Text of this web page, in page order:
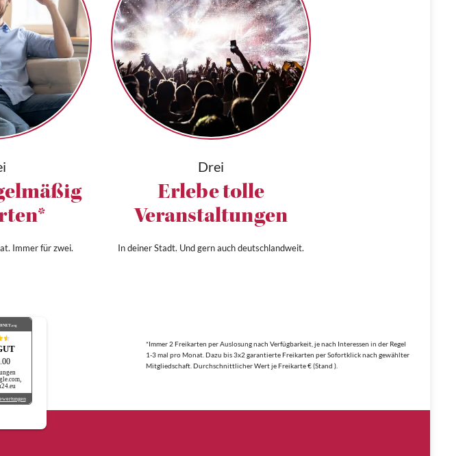
Immer für zwei.
Drei
Erlebe tolle
Veranstaltungen
In deiner Stadt. Und gern auch deutschlandweit.
.org
*Immer 2 Freikarten per Auslosung nach Verfügbarkeit, je nach Interessen in der Regel
1-3 mal pro Monat. Dazu bis 3x2 garantierte Freikarten per Sofortklick nach gewählter
Mitgliedschaft. Durchschnittlicher Wert je Freikarte € (Stand ).